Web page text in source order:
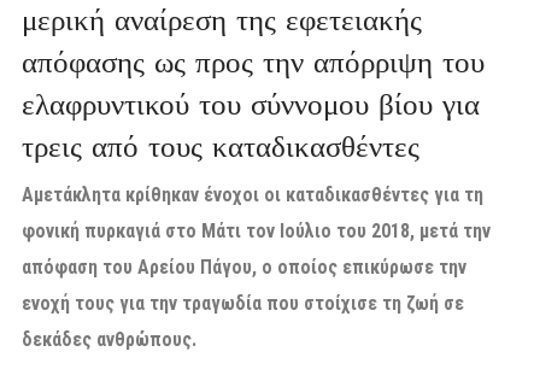
μερική αναίρεση της εφετειακής
απόφασης ως προς την απόρριψη του
ελαφρυντικού του σύννομου βίου για
τρεις από τους καταδικασθέντες
Αμετάκλητα κρίθηκαν ένοχοι οι καταδικασθέντες για τη
φονική πυρκαγιά στο Μάτι τον Ιούλιο του 2018, μετά την
απόφαση του Αρείου Πάγου, ο οποίος επικύρωσε την
ενοχή τους για την τραγωδία που στοίχισε τη ζωή σε
δεκάδες ανθρώπους.